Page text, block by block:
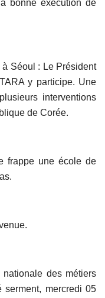
bonne exécution de
Séoul : Le Président
y participe. Une
interventions
de Corée.
frappe une école de
des métiers
serment, mercredi 05